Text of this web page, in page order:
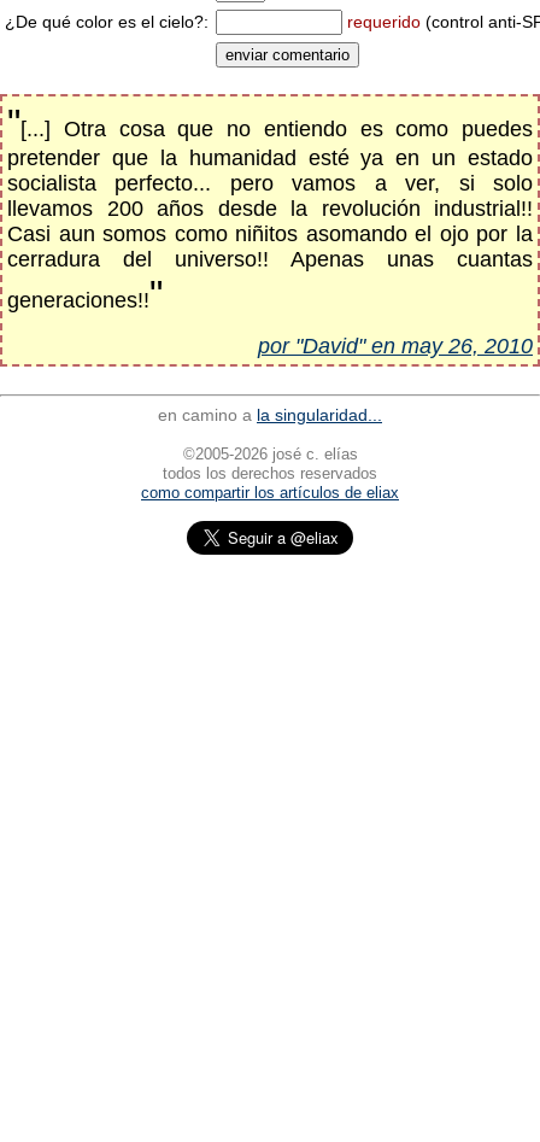
¿De qué color es el cielo?:
requerido (control anti-
"[...] Otra cosa que no entiendo es como puedes
pretender que la humanidad esté ya en un estado
socialista perfecto... pero vamos a ver, si solo
llevamos 200 años desde la revolución industrial!!
Casi aun somos como niñitos asomando el ojo por la
cerradura del universo!! Apenas unas cuantas
generaciones!!"
por "David" en may 26, 2010
en camino a la singularidad...
©2005-2026 josé c. elías
todos los derechos reservados
como compartir los artículos de eliax